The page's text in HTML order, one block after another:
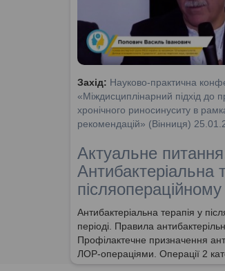
Захід: Науково-практична
«Міждисциплінарний підхід до
хронічного риносинуситу в
рекомендацій» (Вінниця)
Актуальне
Антибактеріальна
післяопераційному
Антибактеріальна терапія у
періоді. Правила
Профілактечне призначення
ЛОР-операціями. Операції 2